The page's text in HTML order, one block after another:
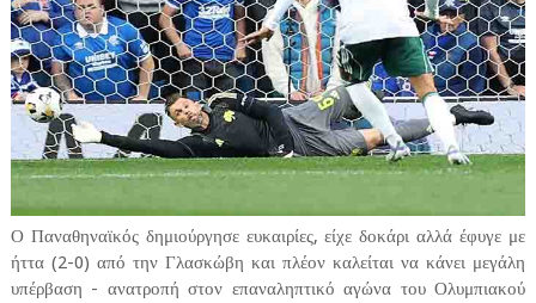
Ο Παναθηναϊκός δημιούργησε ευκαιρίες, είχε δοκάρι αλλά έφυγε με
ήττα (2-0) από την Γλασκώβη και πλέον καλείται να κάνει μεγάλη
υπέρβαση - ανατροπή στον επαναληπτικό αγώνα του Ολυμπιακού